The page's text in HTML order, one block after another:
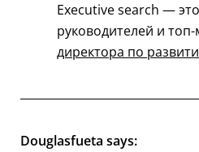
Executive search —
руководителей и
директора по
Douglasfueta says: